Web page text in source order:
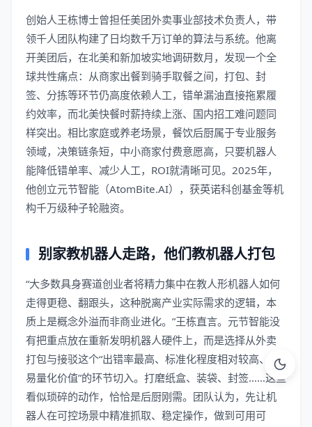
创始人王栋博士曾担任美团外卖事业部技术负责人，带
领千人团队构建了日均数千万订单的算法与系统。他离
开美团后，在北美和新加坡实地调研数月，发现一个全
球共性痛点：从商家出餐到骑手取餐之间，打包、封
签、分拣等环节仍高度依赖人工，错单漏油直接拖累履
约效率，而北美快餐时薪持续上涨、国内招工难问题同
样突出。相比家庭或养老场景，餐饮后厨属于专业服务
领域，决策链条短，中小商家付费意愿高，只要机器人
能降低错单率、减少人工，ROI就清晰可见。2025年，
他创立元节智能（AtomBite.AI），获英诺科创基金等机
构千万级种子轮融资。
别家教机器人走路，他们教机器人打包
“大多数具身赛道创业者将精力集中在教人形机器人如何
走得更稳、翻跟头，这种脱离产业实际需求的逻辑，本
质上是概念外溢而非商业进化。”王栋直言。元节智能没
有把重点放在重新发明机器人硬件上，而是选择从外卖
打包与接驳这个“出错率最高、标准化程度相对较高、最
易量化价值”的环节切入。打磨纸盒、装袋、封签……这些
看似琐碎的动作，恰恰是后厨刚需。团队认为，先让机
器人在可控场景中精准抓取、稳定操作，做到可用可